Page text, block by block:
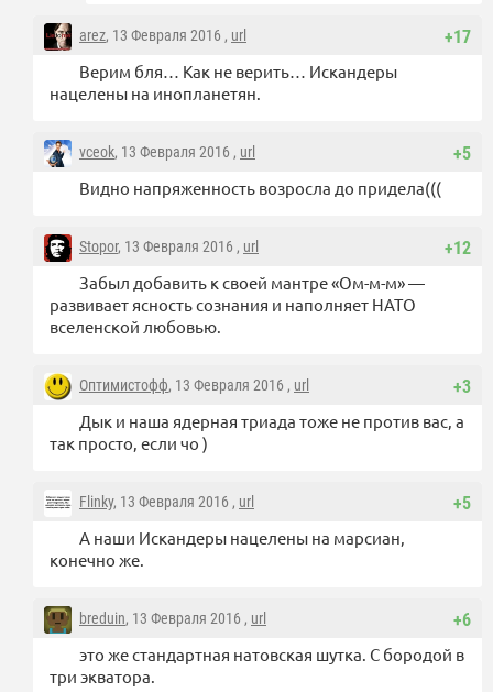
+17
arez, 13 Февраля 2016 , url
Верим бля… Как не верить… Искандеры
нацелены на инопланетян.
+5
vceok, 13 Февраля 2016 , url
Видно напряженность возросла до придела(((
+12
Stopor, 13 Февраля 2016 , url
Забыл добавить к своей мантре «Ом-м-м» —
развивает ясность сознания и наполняет НАТО
вселенской любовью.
+3
Оптимистофф, 13 Февраля 2016 , url
Дык и наша ядерная триада тоже не против вас, а
так просто, если чо )
+5
Flinky, 13 Февраля 2016 , url
А наши Искандеры нацелены на марсиан,
конечно же.
+6
breduin, 13 Февраля 2016 , url
это же стандартная натовская шутка. С бородой в
три экватора.